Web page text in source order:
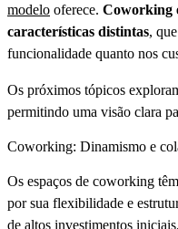
modelo oferece. Coworking
características distintas,
funcionalidade quanto nos
Os próximos tópicos
permitindo uma visão clara
Coworking: Dinamismo e
Os espaços de coworking
por sua flexibilidade e
de altos investimentos